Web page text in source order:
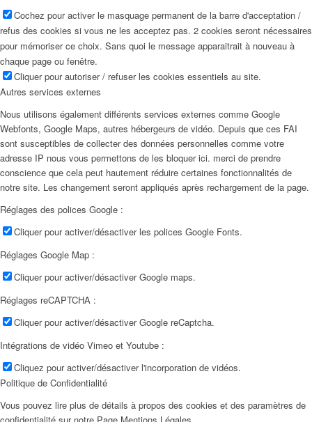
Cochez pour activer le masquage permanent de la barre d'acceptation /
refus des cookies si vous ne les acceptez pas. 2 cookies seront nécessaires
pour mémoriser ce choix. Sans quoi le message apparaitrait à nouveau à
chaque page ou fenêtre.
Cliquer pour autoriser / refuser les cookies essentiels au site.
Autres services externes
Nous utilisons également différents services externes comme Google
Webfonts, Google Maps, autres hébergeurs de vidéo. Depuis que ces FAI
sont susceptibles de collecter des données personnelles comme votre
adresse IP nous vous permettons de les bloquer ici. merci de prendre
conscience que cela peut hautement réduire certaines fonctionnalités de
notre site. Les changement seront appliqués après rechargement de la page.
Réglages des polices Google :
Cliquer pour activer/désactiver les polices Google Fonts.
Réglages Google Map :
Cliquer pour activer/désactiver Google maps.
Réglages reCAPTCHA :
Cliquer pour activer/désactiver Google reCaptcha.
Intégrations de vidéo Vimeo et Youtube :
Cliquez pour activer/désactiver l'incorporation de vidéos.
Politique de Confidentialité
Vous pouvez lire plus de détails à propos des cookies et des paramètres de